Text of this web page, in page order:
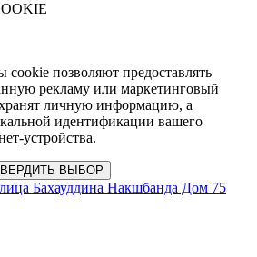
позволяют предоставлять
рекламу или маркетинговый
личную информацию, а
идентификации вашего
устройства.
ВЫБОР
Бахауддина Накшбанда Дом 75